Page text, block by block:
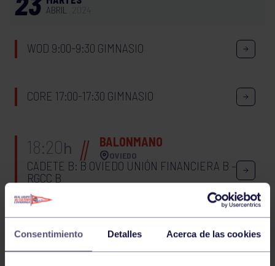
Consentimiento Detalles Acerca de las cookies
ABRIL
WOD 9:00-9:30 GIMNASIO
CORE 17:00-17:30 GIMNASIO
18:20h BALONMANO
OVIEDO
CADETE B: B OVIEDO UNIÓN FINANCIERA B –
RGCC B
22